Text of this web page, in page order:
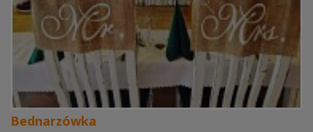
Bednarzówka